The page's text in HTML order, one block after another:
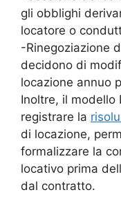
gli obblighi
locatore o
-Rinegoziazione
decidono di
locazione annuo
Inoltre, il modello
registrare la
di locazione,
formalizzare la
locativo prima
dal contratto.